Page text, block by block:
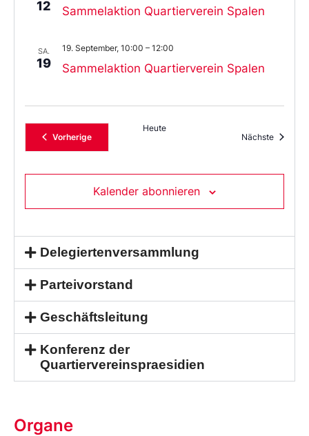
12 Sammelaktion Quartierverein Spalen
SA.
19 Sammelaktion Quartierverein Spalen
19. September, 10:00 – 12:00
VorherigeVeranstaltungen
Heute
Nächste
Kalender abonnieren
Delegiertenversammlung
Parteivorstand
Geschäftsleitung
Konferenz der
Quartiervereinspraesidien
Organe